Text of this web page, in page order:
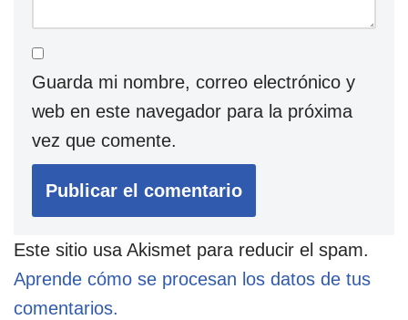
Guarda mi nombre, correo electrónico y
web en este navegador para la próxima
vez que comente.
Este sitio usa Akismet para reducir el spam.
Aprende cómo se procesan los datos de tus
comentarios.